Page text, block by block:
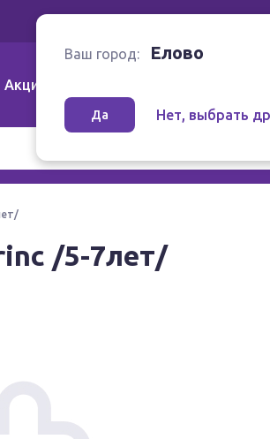
Акции
Ваш город: Елово
Да Нет, выбрать
/5-7лет/